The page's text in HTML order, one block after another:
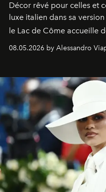
Décor rêvé pour celles et
luxe italien dans sa
le Lac de Côme accueille
signe un takeover entre
fragrances. L’une des
08.05.2026 by Alessandro